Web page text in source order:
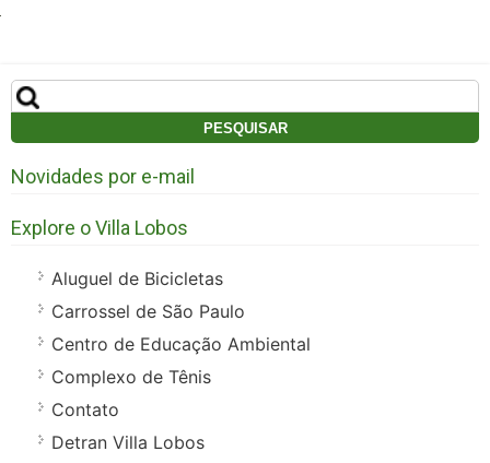
Pesquisar
por:
Novidades por e-mail
Explore o Villa Lobos
Aluguel de Bicicletas
Carrossel de São Paulo
Centro de Educação Ambiental
Complexo de Tênis
Contato
Detran Villa Lobos